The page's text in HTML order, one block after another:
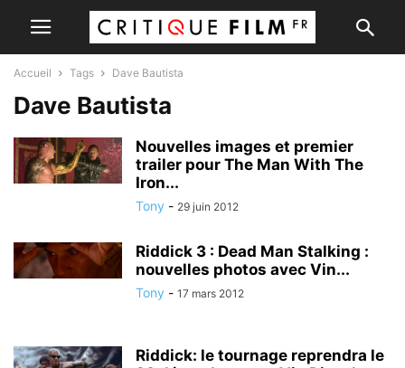
Accueil Tags Dave Bautista
Dave Bautista
Nouvelles images et premier
trailer pour The Man With The
Iron...
Tony - 29 juin 2012
Riddick 3 : Dead Man Stalking :
nouvelles photos avec Vin...
Tony - 17 mars 2012
Riddick: le tournage reprendra le